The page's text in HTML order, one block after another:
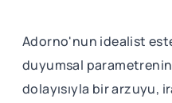
Adorno'nun idealist
duyumsal
dolayısıyla bir arzuyu,